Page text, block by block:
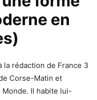
en
la rédaction de France 3
Corse-Matin et
Il habite lui-